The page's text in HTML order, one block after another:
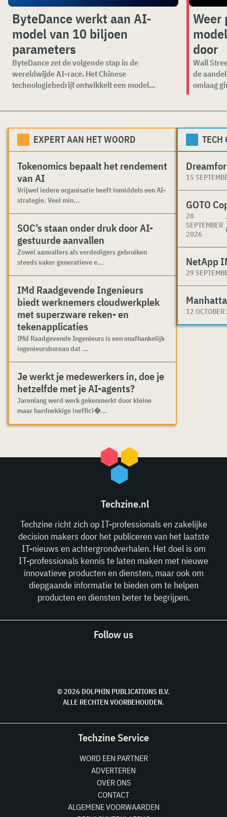
ByteDance werkt aan AI-
model van 10 biljoen
parameters
ByteDance zet de volgende stap in de
wereldwijde AI-race. Het Chinese
technologiebedrijf ontwikkelt een model...
Weer
door
Wall
de
omlaag
EXPERT AAN HET WOORD
Tokenomics bepaalt het rendement
van AI
Vrijwel iedere organisatie heeft inmiddels een AI-
strategie. Veel min...
SOC’s staan onder druk door AI-
gestuurde aanvallen
Zowel aanvallers als verdedigers gebruiken
steeds vaker generatieve e...
IMd Raadgevende Ingenieurs
biedt werknemers cloudwerkplek
met superzware reken- en
tekenapplicaties
IMd Raadgevende Ingenieurs is een onafhankelijk
ingenieursbureau dat ...
Je werkt je medewerkers in, doe je
hetzelfde met je AI-agents?
Jarenlang werd werk gekenmerkt door kleine
maar hardnekkige ineffici�...
TECH
15
GOTO
28
SEPTEMBER
2026
NetApp
29
12
Techzine.nl
Techzine richt zich op IT-professionals en zakelijke
decision makers door het publiceren van het laatste
IT-nieuws en achtergrondverhalen. Het doel is om
IT-professionals kennis te laten maken met nieuwe
innovatieve producten en diensten, maar ook om
diepgaande informatie te bieden om te helpen
producten en diensten beter te begrijpen.
Follow us
© 2026 DOLPHIN PUBLICATIONS B.V.
ALLE RECHTEN VOORBEHOUDEN.
Techzine Service
WORD EEN PARTNER
ADVERTEREN
OVER ONS
CONTACT
ALGEMENE VOORWAARDEN